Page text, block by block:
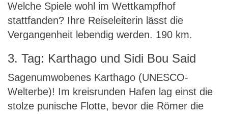
Welche Spiele wohl im Wettkampfhof
stattfanden? Ihre Reiseleiterin lässt die
Vergangenheit lebendig werden. 190 km.
3. Tag: Karthago und Sidi Bou Said
Sagenumwobenes Karthago (UNESCO-
Welterbe)! Im kreisrunden Hafen lag einst die
stolze punische Flotte, bevor die Römer die